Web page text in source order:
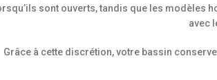
sont ouverts, tandis que les modèles
avec
Grâce à cette discrétion, votre bassin